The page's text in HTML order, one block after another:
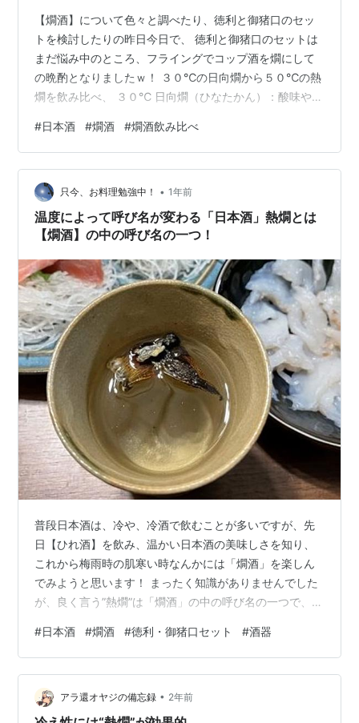
【燗酒】について色々と調べたり、徳利と御猪口のセッ
トを検討したりの昨日今日で、 徳利と御猪口のセットは
まだ悩み中のところ、フライングでコップ酒を燗にして
の晩酌となりましたｗ！ ３０℃の日向燗から５０℃の熱
燗を飲み比べ、 ３０℃ 日向燗（ひなたかん）：酸味や旨
良さも感じ始める温度。 ３５℃ 人肌燗（ひとはだか
ん）：米や麹のよい香り、やわらかな味わいが楽しめ
る、燗の中でも一番やさしさを感じられる。 ４０℃ ぬる
燗（ぬるかん）：お酒の旨味や味わいがふくらみ、しっ
かりと美味しさが感じられる。純米系におすすめ。 ４
５℃ 上燗（じょうかん）：味わいのバラン…
#日本酒 #燗酒 #燗酒飲み比べ
只今、お料理勉強中！ • 1年前
温度によって呼び名が変わる「日本酒」熱燗とは
【燗酒】の中の呼び名の一つ！
普段日本酒は、冷や、冷酒で飲むことが多いですが、先
日【ひれ酒】を飲み、温かい日本酒の美味しさを知り、
これから梅雨時の肌寒い時なんかには「燗酒」を楽しん
でみようと思います！ まったく知識がありませんでした
が、良く言う”熱燗”は「燗酒」の中の呼び名の一つで、冷
の感じ方にも違いが出てくるようです。 ５℃～１５℃が
冷酒と呼ばれる温度帯で、２０～２５℃が冷や（常温）
で、３０℃～５５℃の温度帯「燗酒」になります。 ↓こ
ちらのサイトより引用します 熱燗とは？適切な温度や作
り方・楽しみ方！熱燗におすすめな日本酒もご紹介 - 酒
#日本酒 #燗酒 #徳利・御猪口セット #酒器
アラ還オヤジの備忘録 • 2年前